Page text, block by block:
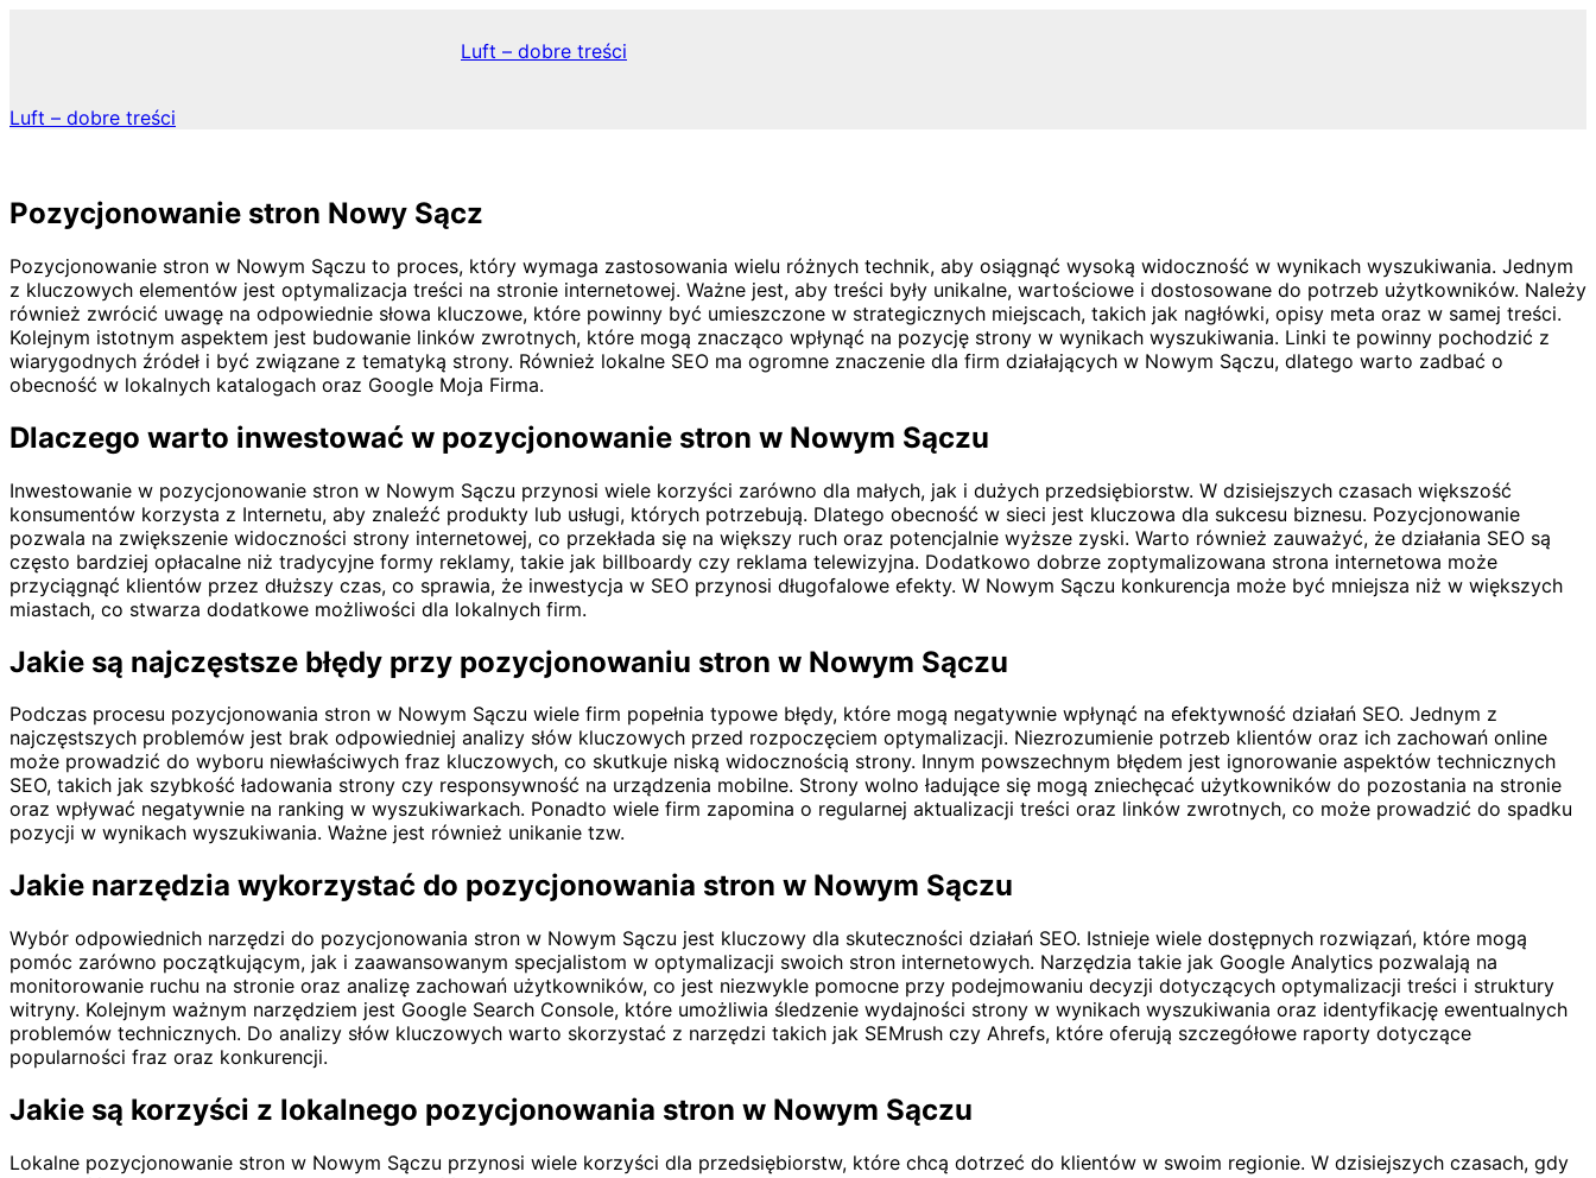
Luft – dobre treści
Luft – dobre treści
Pozycjonowanie stron Nowy Sącz
Pozycjonowanie stron w Nowym Sączu to proces, który wymaga zastosowania wielu różnych technik, aby osiągnąć wysoką widoczność w wynikach wyszukiwania. Jednym
z kluczowych elementów jest optymalizacja treści na stronie internetowej. Ważne jest, aby treści były unikalne, wartościowe i dostosowane do potrzeb użytkowników. Należy
również zwrócić uwagę na odpowiednie słowa kluczowe, które powinny być umieszczone w strategicznych miejscach, takich jak nagłówki, opisy meta oraz w samej treści.
Kolejnym istotnym aspektem jest budowanie linków zwrotnych, które mogą znacząco wpłynąć na pozycję strony w wynikach wyszukiwania. Linki te powinny pochodzić z
wiarygodnych źródeł i być związane z tematyką strony. Również lokalne SEO ma ogromne znaczenie dla firm działających w Nowym Sączu, dlatego warto zadbać o
obecność w lokalnych katalogach oraz Google Moja Firma.
Dlaczego warto inwestować w pozycjonowanie stron w Nowym Sączu
Inwestowanie w pozycjonowanie stron w Nowym Sączu przynosi wiele korzyści zarówno dla małych, jak i dużych przedsiębiorstw. W dzisiejszych czasach większość
konsumentów korzysta z Internetu, aby znaleźć produkty lub usługi, których potrzebują. Dlatego obecność w sieci jest kluczowa dla sukcesu biznesu. Pozycjonowanie
pozwala na zwiększenie widoczności strony internetowej, co przekłada się na większy ruch oraz potencjalnie wyższe zyski. Warto również zauważyć, że działania SEO są
często bardziej opłacalne niż tradycyjne formy reklamy, takie jak billboardy czy reklama telewizyjna. Dodatkowo dobrze zoptymalizowana strona internetowa może
przyciągnąć klientów przez dłuższy czas, co sprawia, że inwestycja w SEO przynosi długofalowe efekty. W Nowym Sączu konkurencja może być mniejsza niż w większych
miastach, co stwarza dodatkowe możliwości dla lokalnych firm.
Jakie są najczęstsze błędy przy pozycjonowaniu stron w Nowym Sączu
Podczas procesu pozycjonowania stron w Nowym Sączu wiele firm popełnia typowe błędy, które mogą negatywnie wpłynąć na efektywność działań SEO. Jednym z
najczęstszych problemów jest brak odpowiedniej analizy słów kluczowych przed rozpoczęciem optymalizacji. Niezrozumienie potrzeb klientów oraz ich zachowań online
może prowadzić do wyboru niewłaściwych fraz kluczowych, co skutkuje niską widocznością strony. Innym powszechnym błędem jest ignorowanie aspektów technicznych
SEO, takich jak szybkość ładowania strony czy responsywność na urządzenia mobilne. Strony wolno ładujące się mogą zniechęcać użytkowników do pozostania na stronie
oraz wpływać negatywnie na ranking w wyszukiwarkach. Ponadto wiele firm zapomina o regularnej aktualizacji treści oraz linków zwrotnych, co może prowadzić do spadku
pozycji w wynikach wyszukiwania. Ważne jest również unikanie tzw.
Jakie narzędzia wykorzystać do pozycjonowania stron w Nowym Sączu
Wybór odpowiednich narzędzi do pozycjonowania stron w Nowym Sączu jest kluczowy dla skuteczności działań SEO. Istnieje wiele dostępnych rozwiązań, które mogą
pomóc zarówno początkującym, jak i zaawansowanym specjalistom w optymalizacji swoich stron internetowych. Narzędzia takie jak Google Analytics pozwalają na
monitorowanie ruchu na stronie oraz analizę zachowań użytkowników, co jest niezwykle pomocne przy podejmowaniu decyzji dotyczących optymalizacji treści i struktury
witryny. Kolejnym ważnym narzędziem jest Google Search Console, które umożliwia śledzenie wydajności strony w wynikach wyszukiwania oraz identyfikację ewentualnych
problemów technicznych. Do analizy słów kluczowych warto skorzystać z narzędzi takich jak SEMrush czy Ahrefs, które oferują szczegółowe raporty dotyczące
popularności fraz oraz konkurencji.
Jakie są korzyści z lokalnego pozycjonowania stron w Nowym Sączu
Lokalne pozycjonowanie stron w Nowym Sączu przynosi wiele korzyści dla przedsiębiorstw, które chcą dotrzeć do klientów w swoim regionie. W dzisiejszych czasach, gdy